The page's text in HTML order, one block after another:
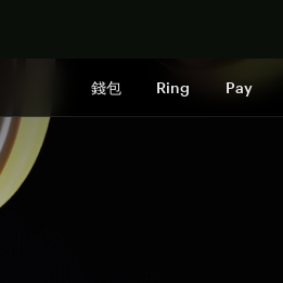
錢包 Ring Pay